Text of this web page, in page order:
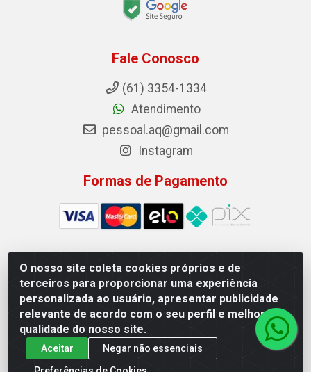
O nosso site coleta cookies próprios e de
terceiros para proporcionar uma experiência
personalizada ao usuário, apresentar publicidade
relevante de acordo com o seu perfil e melhorar a
qualidade do nosso site.
Aceitar
Negar não essenciais
Fale Conosco
(61) 3354-1334
Atendimento
pessoal.aq@gmail.com
Instagram
Formas de Pagamento
Auto Qualidade Comercio de Pecas LTDA - Quadra Qi
23, S/N, Lote 05/06 - Taguatinga, Brasília/DF - CEP
72.135-230 - CNPJ 72.617.459/0001-40